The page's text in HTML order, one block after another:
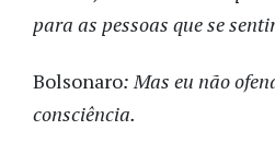
para as pessoas que se
Bolsonaro: Mas eu não
consciência.